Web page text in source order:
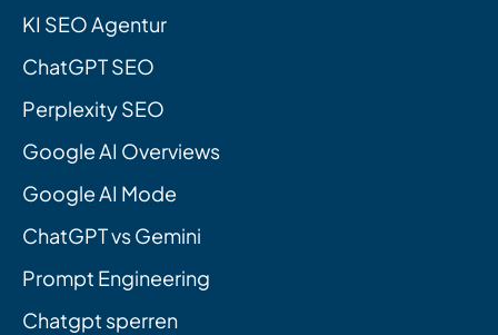
KI SEO Agentur
ChatGPT SEO
Perplexity SEO
Google AI Overviews
Google AI Mode
ChatGPT vs Gemini
Prompt Engineering
Chatgpt sperren